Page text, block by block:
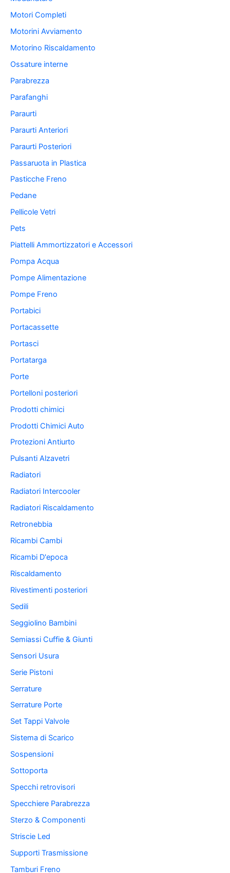
Motori Completi
Motorini Avviamento
Motorino Riscaldamento
Ossature interne
Parabrezza
Parafanghi
Paraurti
Paraurti Anteriori
Paraurti Posteriori
Passaruota in Plastica
Pasticche Freno
Pedane
Pellicole Vetri
Pets
Piattelli Ammortizzatori e Accessori
Pompa Acqua
Pompe Alimentazione
Pompe Freno
Portabici
Portacassette
Portasci
Portatarga
Porte
Portelloni posteriori
Prodotti chimici
Prodotti Chimici Auto
Protezioni Antiurto
Pulsanti Alzavetri
Radiatori
Radiatori Intercooler
Radiatori Riscaldamento
Retronebbia
Ricambi Cambi
Ricambi D'epoca
Riscaldamento
Rivestimenti posteriori
Sedili
Seggiolino Bambini
Semiassi Cuffie & Giunti
Sensori Usura
Serie Pistoni
Serrature
Serrature Porte
Set Tappi Valvole
Sistema di Scarico
Sospensioni
Sottoporta
Specchi retrovisori
Specchiere Parabrezza
Sterzo & Componenti
Striscie Led
Supporti Trasmissione
Tamburi Freno